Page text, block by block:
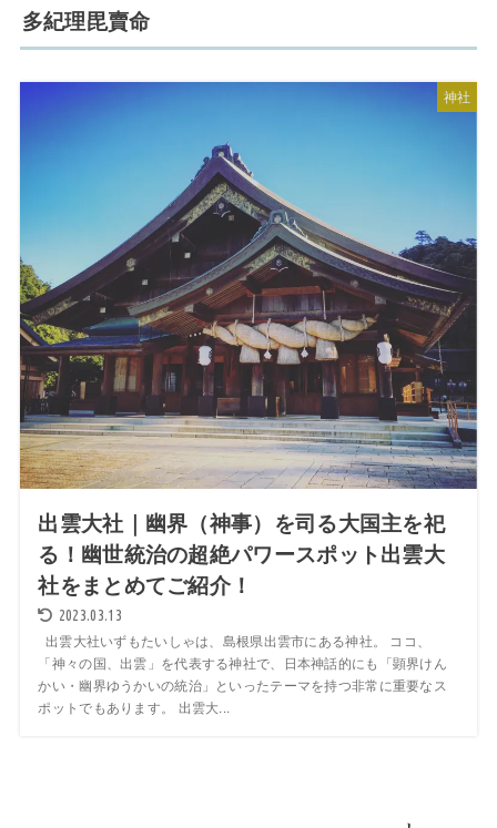
多紀理毘賣命
神社
出雲大社｜幽界（神事）を司る大国主を祀
る！幽世統治の超絶パワースポット出雲大
社をまとめてご紹介！
2023.03.13
出雲大社いずもたいしゃは、島根県出雲市にある神社。 ココ、
「神々の国、出雲」を代表する神社で、日本神話的にも「顕界けん
かい・幽界ゆうかいの統治」といったテーマを持つ非常に重要なス
ポットでもあります。 出雲大...